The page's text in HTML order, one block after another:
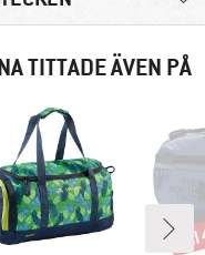
TITTADE ÄVEN PÅ